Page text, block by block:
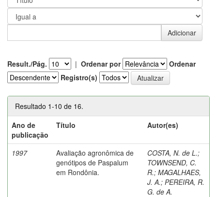
Result./Pág. | Ordenar por
Ordenar
Registro(s)
Resultado 1-10 de 16.
Ano de
publicação
Título Autor(es)
1997
Avaliação agronômica de
genótipos de Paspalum
em Rondônia.
COSTA, N. de L.;
TOWNSEND, C.
R.; MAGALHAES,
J. A.; PEREIRA, R.
G. de A.